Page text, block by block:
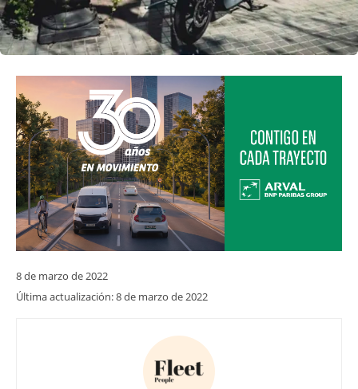
8 de marzo de 2022
Última actualización:8 de marzo de 2022